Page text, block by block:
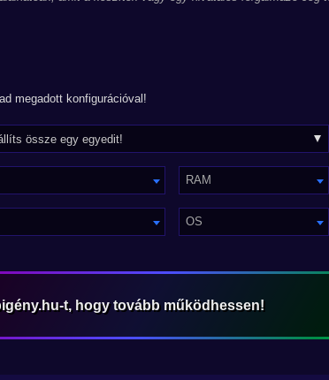
megadott konfigurációval!
RAM
OS
t, hogy tovább működhessen!